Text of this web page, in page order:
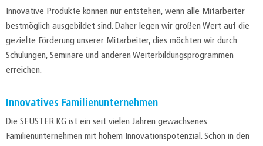
Innovative Produkte können nur entstehen, wenn alle Mitarbeiter
bestmöglich ausgebildet sind. Daher legen wir großen Wert auf die
gezielte Förderung unserer Mitarbeiter, dies möchten wir durch
Schulungen, Seminare und anderen Weiterbildungsprogrammen
erreichen.
Innovatives Familienunternehmen
Die SEUSTER KG ist ein seit vielen Jahren gewachsenes
Familienunternehmen mit hohem Innovationspotenzial. Schon in den